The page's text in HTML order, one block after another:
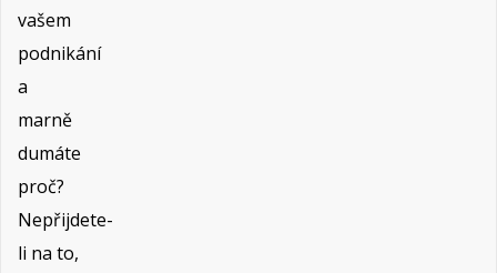
vašem
podnikání
a
marně
dumáte
proč?
Nepřijdete-
li na to,